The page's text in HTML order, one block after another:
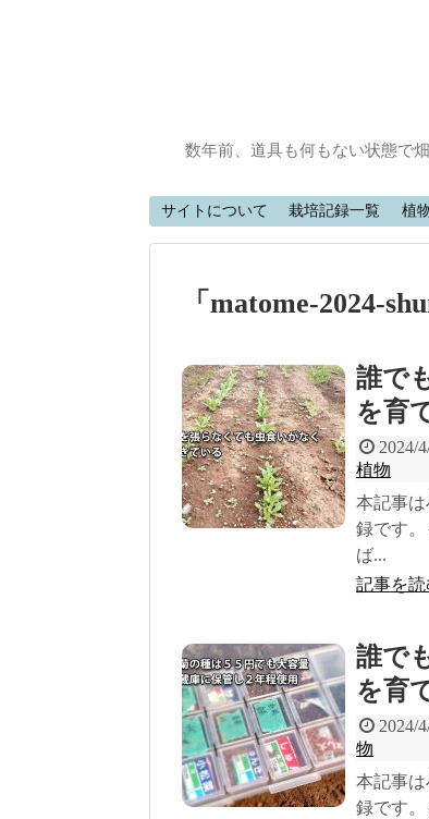
数年前、道具も何もない状態で
サイトについて 栽培記録一覧 植
「 matome-2024-
誰で
を育
2024/
植物
本記事
録です
ば...
記事を読
誰で
を育
2024/
物
本記事
録です